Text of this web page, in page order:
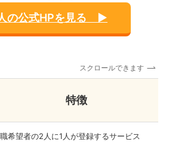
の公式HPを見る ▶︎
スクロールできます
特徴
希望者の2人に1人が登録するサービス